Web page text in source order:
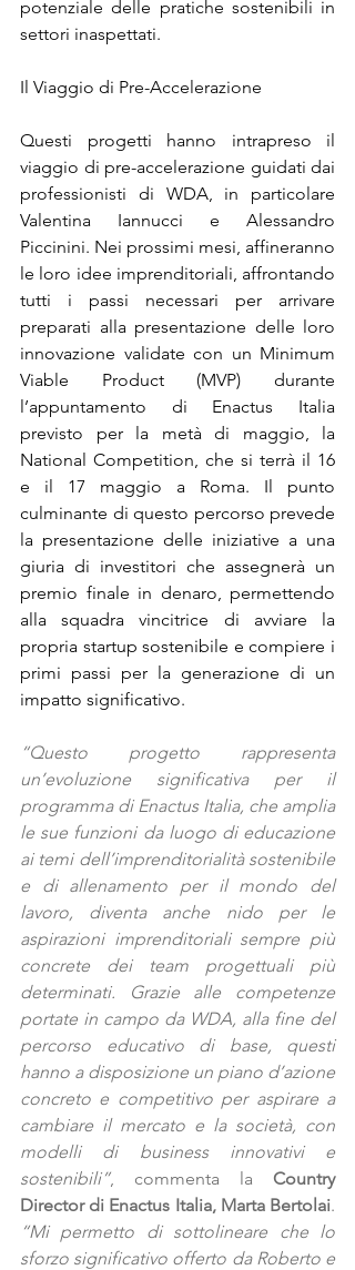
potenziale delle pratiche sostenibili in
settori inaspettati.
Il Viaggio di Pre-Accelerazione
Questi progetti hanno intrapreso il
viaggio di pre-accelerazione guidati dai
professionisti di WDA, in particolare
Valentina Iannucci e Alessandro
Piccinini. Nei prossimi mesi, affineranno
le loro idee imprenditoriali, affrontando
tutti i passi necessari per arrivare
preparati alla presentazione delle loro
innovazione validate con un Minimum
Viable Product (MVP) durante
l’appuntamento di Enactus Italia
previsto per la metà di maggio, la
National Competition, che si terrà il 16
e il 17 maggio a Roma. Il punto
culminante di questo percorso prevede
la presentazione delle iniziative a una
giuria di investitori che assegnerà un
premio finale in denaro, permettendo
alla squadra vincitrice di avviare la
propria startup sostenibile e compiere i
primi passi per la generazione di un
impatto significativo.
“Questo progetto rappresenta
un’evoluzione significativa per il
programma di Enactus Italia, che amplia
le sue funzioni da luogo di educazione
ai temi dell’imprenditorialità sostenibile
e di allenamento per il mondo del
lavoro, diventa anche nido per le
aspirazioni imprenditoriali sempre più
concrete dei team progettuali più
determinati. Grazie alle competenze
portate in campo da WDA, alla fine del
percorso educativo di base, questi
hanno a disposizione un piano d’azione
concreto e competitivo per aspirare a
cambiare il mercato e la società, con
modelli di business innovativi e
sostenibili”, commenta la Country
Director di Enactus Italia, Marta Bertolai
“Mi permetto di sottolineare che lo
sforzo significativo offerto da Roberto e